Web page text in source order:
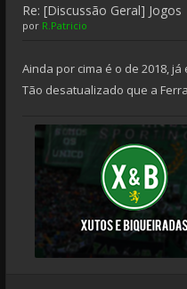
Re: [Discussão Geral] Jogos
por R.Patricio
Ainda por cima é o de 2018,
Tão desatualizado que a